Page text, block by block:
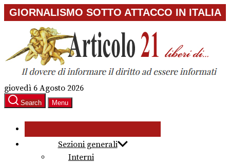
Skip
to
content
GIORNALISMO SOTTO ATTACCO IN ITALIA
giovedì 6 Agosto 2026
Search Menu
Sezioni generali
Interni